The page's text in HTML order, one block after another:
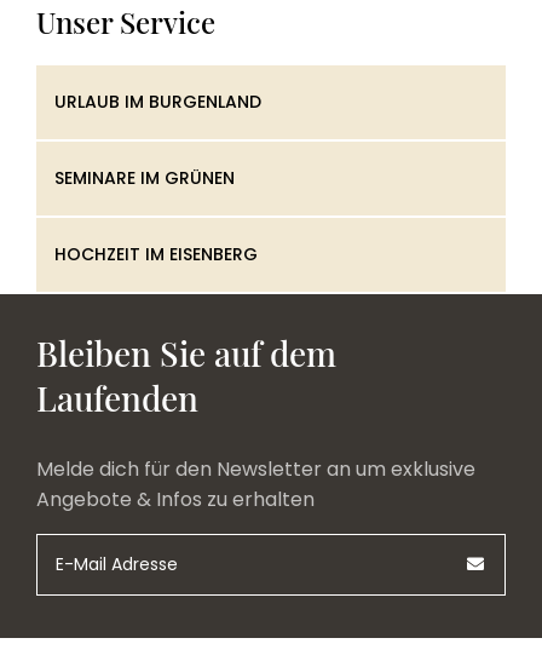
Unser Service
URLAUB IM BURGENLAND
SEMINARE IM GRÜNEN
HOCHZEIT IM EISENBERG
Bleiben Sie auf dem
Laufenden
Melde dich für den Newsletter an um exklusive
Angebote & Infos zu erhalten